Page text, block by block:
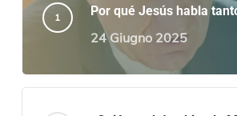
Por qué Jesús habla
24 Giugno 2025